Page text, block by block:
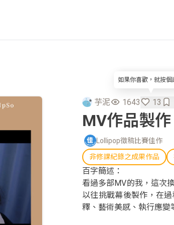
芋泥 1643 13
如果你喜歡，就按個
MV作品製作
Lollipop徵稿比賽佳作
非修課紀錄之成果作品
百字簡述：
看過多部MV的我，這次
以往挑戰幕後製作，在
釋、藝術美感、執行應變